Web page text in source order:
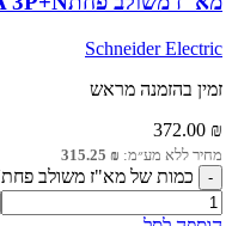
Schneider Electric
זמין בהזמנה מראש
372.00 ₪
מחיר ללא מע״מ: 315.25 ₪
כמות של מא"ז משולב פחת20A 30mA 3P+N